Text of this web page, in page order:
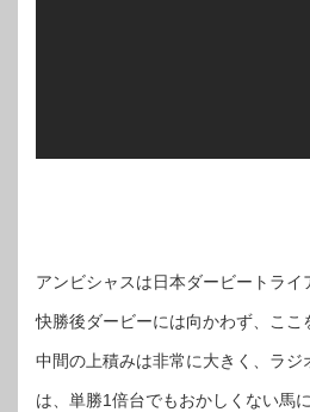
アンビシャスは日本ダービートラ
快勝後ダービーには向かわず、ここ
中間の上積みは非常に大きく、ラ
は、単勝1倍台でもおかしくない馬